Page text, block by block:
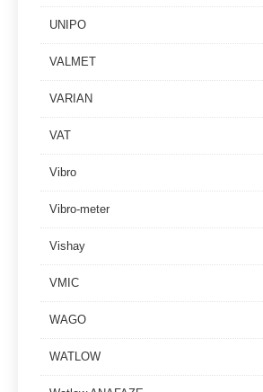
UNIPO
VALMET
VARIAN
VAT
Vibro
Vibro-meter
Vishay
VMIC
WAGO
WATLOW